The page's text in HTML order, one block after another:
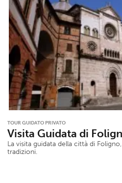
TOUR GUIDATO PRIVATO
Visita Guidata di
La visita guidata della città di
tradizioni.